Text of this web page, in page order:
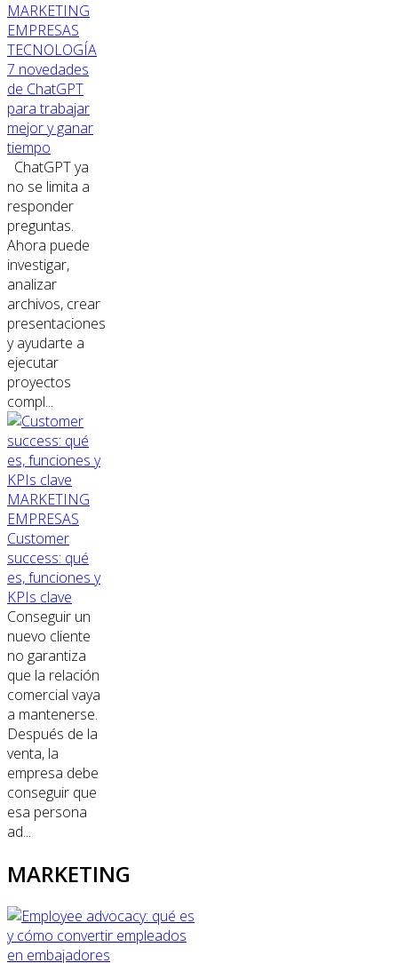
MARKETING
EMPRESAS
TECNOLOGÍA
7 novedades
de ChatGPT
para trabajar
mejor y ganar
tiempo
ChatGPT ya
no se limita a
responder
preguntas.
Ahora puede
investigar,
analizar
archivos, crear
presentaciones
y ayudarte a
ejecutar
proyectos
compl...
MARKETING
EMPRESAS
Customer
success: qué
es, funciones y
KPIs clave
Conseguir un
nuevo cliente
no garantiza
que la relación
comercial vaya
a mantenerse.
Después de la
venta, la
empresa debe
conseguir que
esa persona
ad...
MARKETING